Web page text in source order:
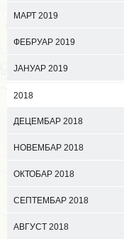
МАРТ 2019
ФЕБРУАР 2019
ЈАНУАР 2019
2018
ДЕЦЕМБАР 2018
НОВЕМБАР 2018
ОКТОБАР 2018
СЕПТЕМБАР 2018
АВГУСТ 2018